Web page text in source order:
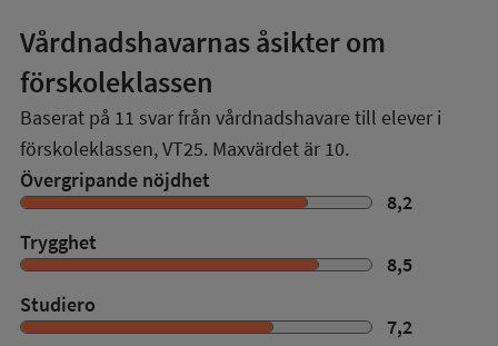
Vårdnadshavarnas åsikter om
förskoleklassen
Baserat på 11 svar från vårdnadshavare till elever i
förskoleklassen,VT25. Maxvärdet är 10.
Övergripande nöjdhet
8,2
Trygghet
8,5
Studiero
7,2